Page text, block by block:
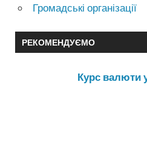
Громадські організації
РЕКОМЕНДУЄМО
Курс валюти